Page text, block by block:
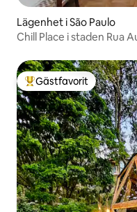
Lägenhet i São Paulo
Chill Place i staden Rua
Populär gästfavorit
Gästfavorit